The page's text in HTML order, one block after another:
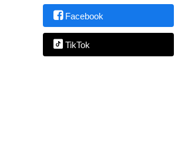
Facebook
TikTok